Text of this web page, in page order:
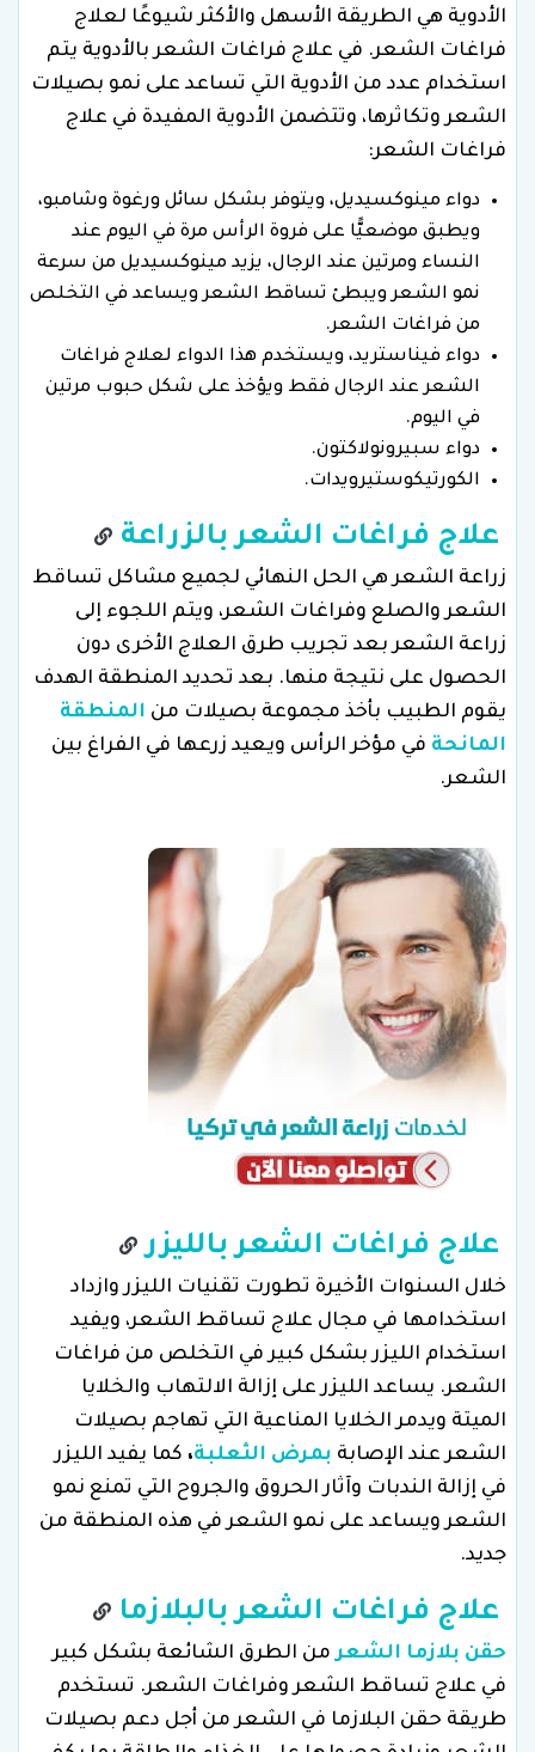
الأدوية هي الطريقة الأسهل والأكثر شيوعًا لعلاج
فراغات الشعر. في علاج فراغات الشعر بالأدوية يتم
استخدام عدد من الأدوية التي تساعد على نمو بصيلات
الشعر وتكاثرها، وتتضمن الأدوية المفيدة في علاج
فراغات الشعر:
دواء مينوكسيديل، ويتوفر بشكل سائل ورغوة وشامبو،
ويطبق موضعيًّا على فروة الرأس مرة في اليوم عند
النساء ومرتين عند الرجال، يزيد مينوكسيديل من سرعة
نمو الشعر ويبطئ تساقط الشعر ويساعد في التخلص
من فراغات الشعر.
دواء فيناستريد، ويستخدم هذا الدواء لعلاج فراغات
الشعر عند الرجال فقط ويؤخذ على شكل حبوب مرتين
في اليوم.
دواء سبيرونولاكتون.
الكورتيكوستيرويدات.
علاج فراغات الشعر بالزراعة
زراعة الشعر هي الحل النهائي لجميع مشاكل تساقط
الشعر والصلع وفراغات الشعر، ويتم اللجوء إلى
زراعة الشعر بعد تجريب طرق العلاج الأخرى دون
الحصول على نتيجة منها. بعد تحديد المنطقة الهدف
يقوم الطبيب بأخذ مجموعة بصيلات من المنطقة
المانحة في مؤخر الرأس ويعيد زرعها في الفراغ بين
الشعر.
علاج فراغات الشعر بالليزر
خلال السنوات الأخيرة تطورت تقنيات الليزر وازداد
استخدامها في مجال علاج تساقط الشعر، ويفيد
استخدام الليزر بشكل كبير في التخلص من فراغات
الشعر. يساعد الليزر على إزالة الالتهاب والخلايا
الميتة ويدمر الخلايا المناعية التي تهاجم بصيلات
الشعر عند الإصابة بمرض الثعلبة، كما يفيد الليزر
في إزالة الندبات وآثار الحروق والجروح التي تمنع نمو
الشعر ويساعد على نمو الشعر في هذه المنطقة من
جديد.
علاج فراغات الشعر بالبلازما
حقن بلازما الشعرمن الطرق الشائعة بشكل كبير
في علاج تساقط الشعر وفراغات الشعر. تستخدم
طريقة حقن البلازما في الشعر من أجل دعم بصيلات